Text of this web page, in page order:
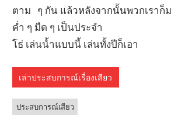
ตาม ๆ กัน แล้วหลังจากนั้นพวกเราก็
ค่ำ ๆ มืด ๆ เป็นประจำ
โธ่ เล่นน้ำแบบนี้ เล่นทั้งปีก็เอา
เล่าประสบการณ์เรื่องเสียว
ประสบการณ์เสียว